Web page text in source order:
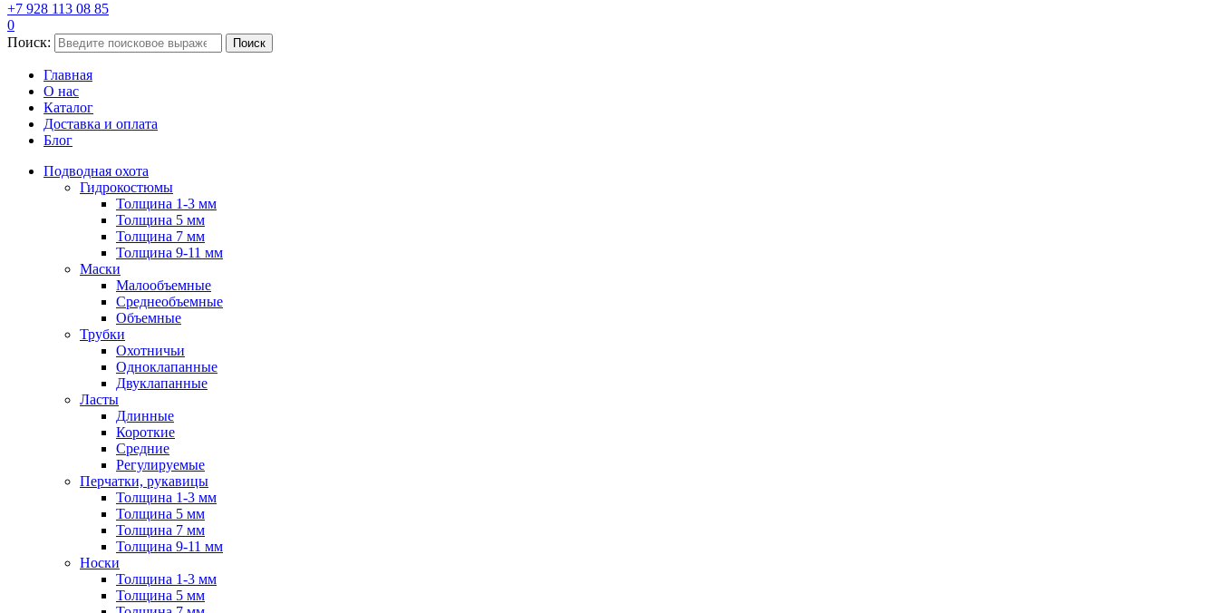
+7 928 113 08 85
0
Поиск:
Поиск
Главная
О нас
Каталог
Доставка и оплата
Блог
Подводная охота
Гидрокостюмы
Толщина 1-3 мм
Толщина 5 мм
Толщина 7 мм
Толщина 9-11 мм
Маски
Малообъемные
Среднеобъемные
Объемные
Трубки
Охотничьи
Одноклапанные
Двуклапанные
Ласты
Длинные
Короткие
Средние
Регулируемые
Перчатки, рукавицы
Толщина 1-3 мм
Толщина 5 мм
Толщина 7 мм
Толщина 9-11 мм
Носки
Толщина 1-3 мм
Толщина 5 мм